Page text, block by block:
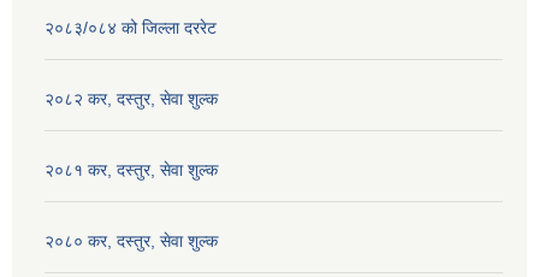
२०८३/०८४ को जिल्ला दररेट
२०८२ कर, दस्तुर, सेवा शुल्क
२०८१ कर, दस्तुर, सेवा शुल्क
२०८० कर, दस्तुर, सेवा शुल्क